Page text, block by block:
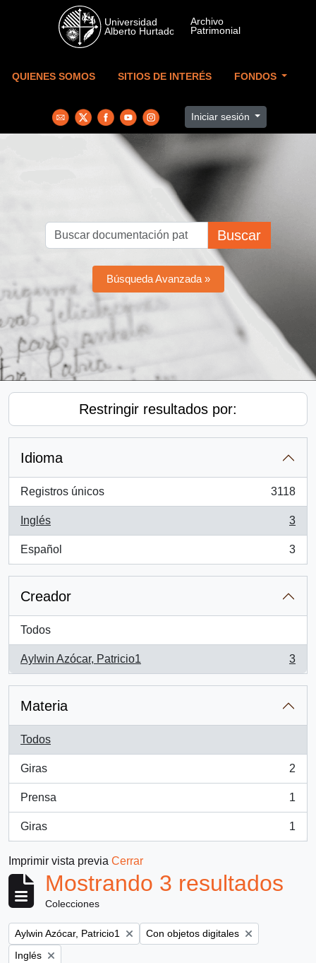
Skip to main content
QUIENES SOMOS SITIOS DE INTERÉS FONDOS
Iniciar sesión
Buscar
Búsqueda Avanzada »
Restringir resultados por:
Idioma
Registros únicos
, 3118 resultados
3118
Inglés
, 3 resultados
3
Español
, 3 resultados
3
Creador
Todos
Aylwin Azócar, Patricio1
, 3 resultados
3
Materia
Todos
Giras
, 2 resultados
2
Prensa
, 1 resultados
1
Giras
, 1 resultados
1
Imprimir vista previa Cerrar
Mostrando 3 resultados
Colecciones
Remove filter:
Aylwin Azócar, Patricio1 Remove filter:
Con objetos digitales
Remove filter:
Inglés